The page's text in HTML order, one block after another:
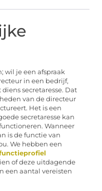
wil je een afspraak
in een bedrijf,
secretaresse. Dat
van de directeur
Het is een
secretaresse kan
Wanneer
is de functie van
We hebben een
of deze uitdagende
een aantal vereisten